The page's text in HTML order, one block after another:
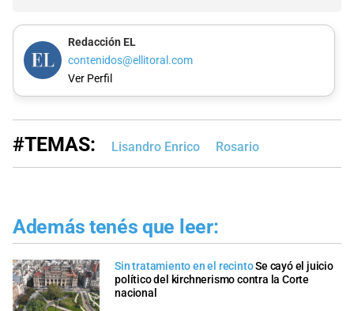
Redacción EL
contenidos@ellitoral.com
Ver Perfil
#TEMAS: Lisandro Enrico Rosario
Además tenés que leer:
Sin tratamiento en el recintoSe cayó el juicio
político del kirchnerismo contra la Corte
nacional